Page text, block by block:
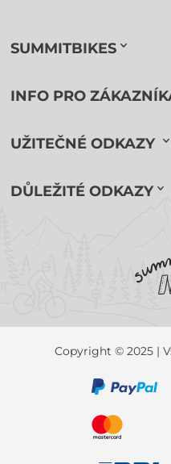
SUMMITBIKES
INFO PRO
UŽITEČNÉ ODKAZY
DŮLEŽITÉ ODKAZY
Copyright © 2025 |